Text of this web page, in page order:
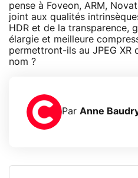
pense à Foveon, ARM,
joint aux qualités
HDR et de la transparence,
élargie et meilleure
permettront-ils au JPEG XR
nom ?
Par Anne